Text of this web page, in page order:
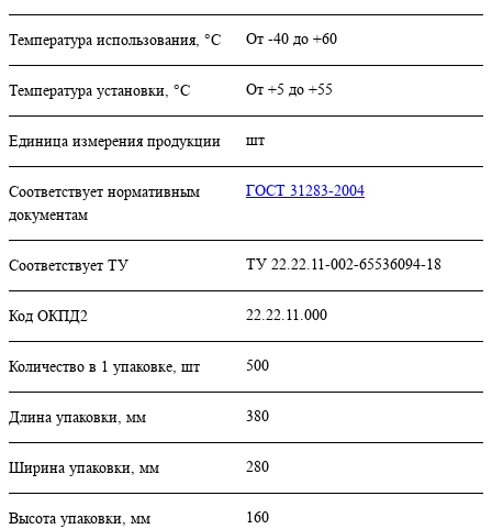
Температура использования, °C От -40 до +60
Температура установки, °C От +5 до +55
Единица измерения продукции шт
Соответствует нормативным
документам
ГОСТ 31283-2004
Соответствует ТУ ТУ 22.22.11-002-65536094-18
Код ОКПД2 22.22.11.000
Количество в 1 упаковке, шт 500
Длина упаковки, мм 380
Ширина упаковки, мм 280
Высота упаковки, мм 160